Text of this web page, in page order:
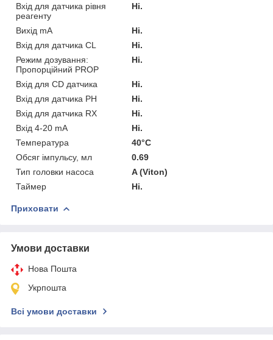
Вхід для датчика рівня
реагенту
Ні.
Вихід mA
Ні.
Вхід для датчика CL
Ні.
Режим дозування:
Пропорційний PROP
Ні.
Вхід для CD датчика
Ні.
Вхід для датчика PH
Ні.
Вхід для датчика RX
Ні.
Вхід 4-20 mA
Ні.
Температура
40°C
Обсяг імпульсу, мл
0.69
Тип головки насоса
A (Viton)
Таймер
Ні.
Приховати
Умови доставки
Нова Пошта
Укрпошта
Всі умови доставки